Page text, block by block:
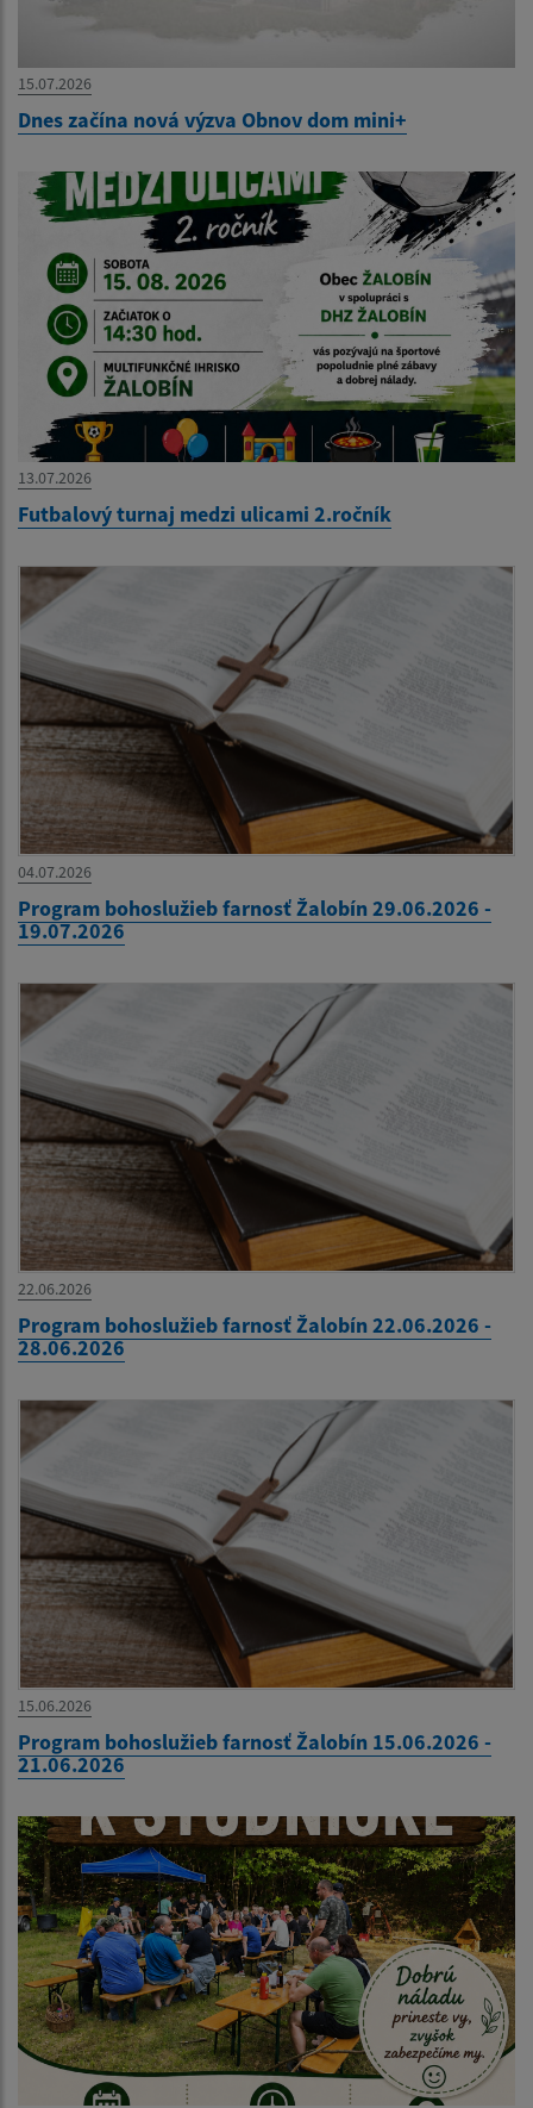
15.07.2026
Dnes začína nová výzva Obnov dom mini+
13.07.2026
Futbalový turnaj medzi ulicami 2.ročník
04.07.2026
Program bohoslužieb farnosť Žalobín 29.06.2026 -
19.07.2026
22.06.2026
Program bohoslužieb farnosť Žalobín 22.06.2026 -
28.06.2026
15.06.2026
Program bohoslužieb farnosť Žalobín 15.06.2026 -
21.06.2026